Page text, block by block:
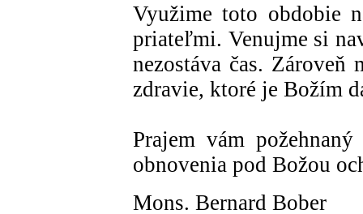
Využime toto obdobie
priateľmi. Venujme si
nezostáva čas.
zdravie, ktoré je Božím
Prajem vám
obnovenia pod Božou
Mons. Bernard Bober